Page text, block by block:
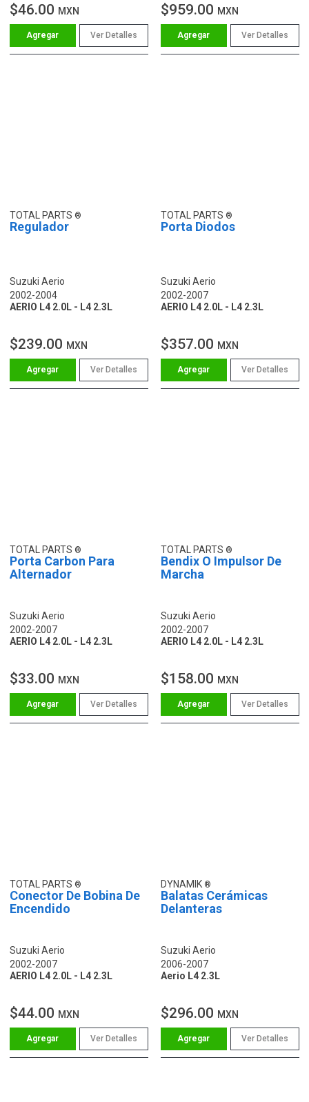
$46.00 MXN
Ver Detalles
$959.00 MXN
Ver Detalles
TOTAL PARTS
Regulador
Suzuki Aerio
2002-2004
AERIO L4 2.0L - L4 2.3L
$239.00 MXN
Ver Detalles
TOTAL PARTS
Porta Diodos
Suzuki Aerio
2002-2007
AERIO L4 2.0L - L4 2.3L
$357.00 MXN
Ver Detalles
TOTAL PARTS
Porta Carbon Para
Alternador
Suzuki Aerio
2002-2007
AERIO L4 2.0L - L4 2.3L
$33.00 MXN
Ver Detalles
TOTAL PARTS
Bendix O Impulsor De
Marcha
Suzuki Aerio
2002-2007
AERIO L4 2.0L - L4 2.3L
$158.00 MXN
Ver Detalles
TOTAL PARTS
Conector De Bobina De
Encendido
Suzuki Aerio
2002-2007
AERIO L4 2.0L - L4 2.3L
$44.00 MXN
Ver Detalles
DYNAMIK
Balatas Cerámicas
Delanteras
Suzuki Aerio
2006-2007
Aerio L4 2.3L
$296.00 MXN
Ver Detalles